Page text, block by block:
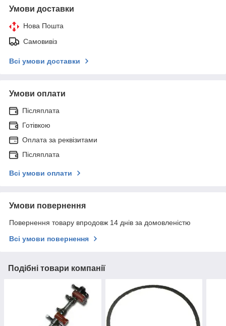
Умови доставки
Нова Пошта
Самовивіз
Всі умови доставки
Умови оплати
Післяплата
Готівкою
Оплата за реквізитами
Післяплата
Всі умови оплати
Умови повернення
Повернення товару впродовж 14 днів за домовленістю
Всі умови повернення
Подібні товари компанії